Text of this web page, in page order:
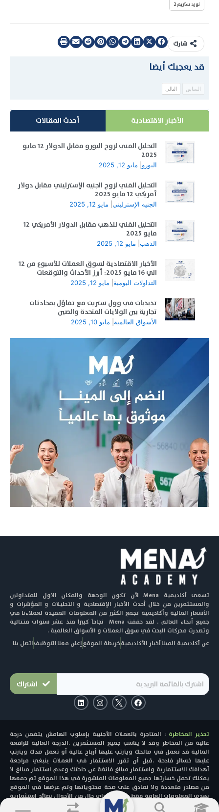
نورد ستريم2
شارك
قد يعجبك أيضا
السابق التالي
الأخبار الاقتصادية أحدث المقالات
التحليل الفني لزوج اليورو مقابل الدولار 12 مايو
2025
اليورو مايو 12, 2025
التحليل الفني لزوج الجنيه الإسترليني مقابل دولار
أمريكي 12 مايو 2025
الجنيه الإسترليني مايو 12, 2025
التحليل الفني للذهب مقابل الدولار الأمريكي 12
مايو 2025
الذهب مايو 12, 2025
الأخبار الاقتصادية لسوق العملات للأسبوع من 12
الي 16 مايو 2025: أبرز الأحداث والتوقعات
التداولات اليومية مايو 12, 2025
تذبذبات في وول ستريت مع تفاؤل بمحادثات
تجارية بين الولايات المتحدة والصين
الأسواق العالمية مايو 10, 2025
تسعى أكاديمية Mena لأن تكون الوجهة والمكان الاول للمتداولين
والمستثمرين من خلال أحدث الأخبار الإقتصادية و التحليلات و المؤشرات و
الأسعار المالية وأكاديمية تجمع الكثير من المعلومات المفيدة لعملاءنا في
جميع أنحاء العالم . لقد حققت Mena نجاحاً كبيراً منذ عشر سنوات متتالية
وتصدرت محركات البحث في سوق العملات و الأسواق العالمية .
عن أكاديمية الميناأخبار الأكاديميةخريطة الموقعإعلن معناالتوظيفاتصل بنا
اشتراك
F
a
c
o
o
k
I
n
s
g
r
a
m
L
i
n
d
i
n
تحذير المخاطرة : المتاجرة بالعملات الأجنبية بإسلوب الهامش يتضمن درجة
عالية من المخاطر وقد لا يناسب جميع المستثمرين .الدرجة العالية للرافعة
المالية قد تعمل في صالحك ويترتب عليها أرباح عالية أو تعمل ضدك ويترتب
عليها خسائر فادحة .قبل أن تقرر الاستثمار في العملات ينبغي مراجعة
أهدافك الاستثمارية واستثمار مبالغ فائضة عن حاجتك وعدم استثمار مبالغ لا
يمكنك تحمل خسارتها جميع المعلومات المنشورة في هذا الموقع تم جمعها
من مصادر متعددة ولا نصادق على صحة محتوياتها وتم عرضها في الموقع
بهدف المعلومات العامة فقط ولا تعتبر باي حال من الأحوال نصائح استثمارية
او دعوة للانضمام